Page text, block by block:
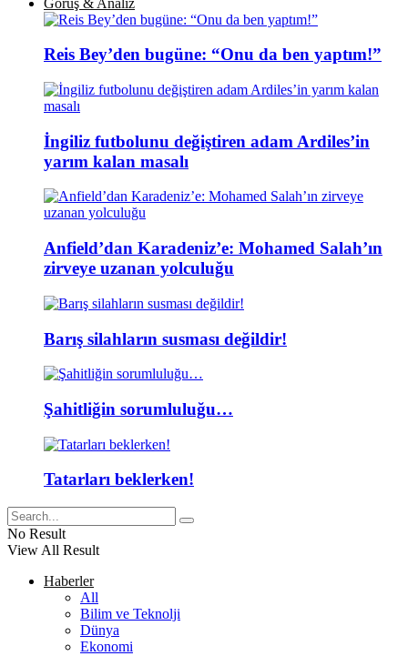
Reis Bey’den bugüne: “Onu da ben yaptım!”
İngiliz futbolunu değiştiren adam Ardiles’in
yarım kalan masalı
Anfield’dan Karadeniz’e: Mohamed Salah’ın
zirveye uzanan yolculuğu
Barış silahların susması değildir!
Şahitliğin sorumluluğu…
Tatarları beklerken!
No Result
View All Result
Haberler
All
Bilim ve Teknolji
Dünya
Ekonomi